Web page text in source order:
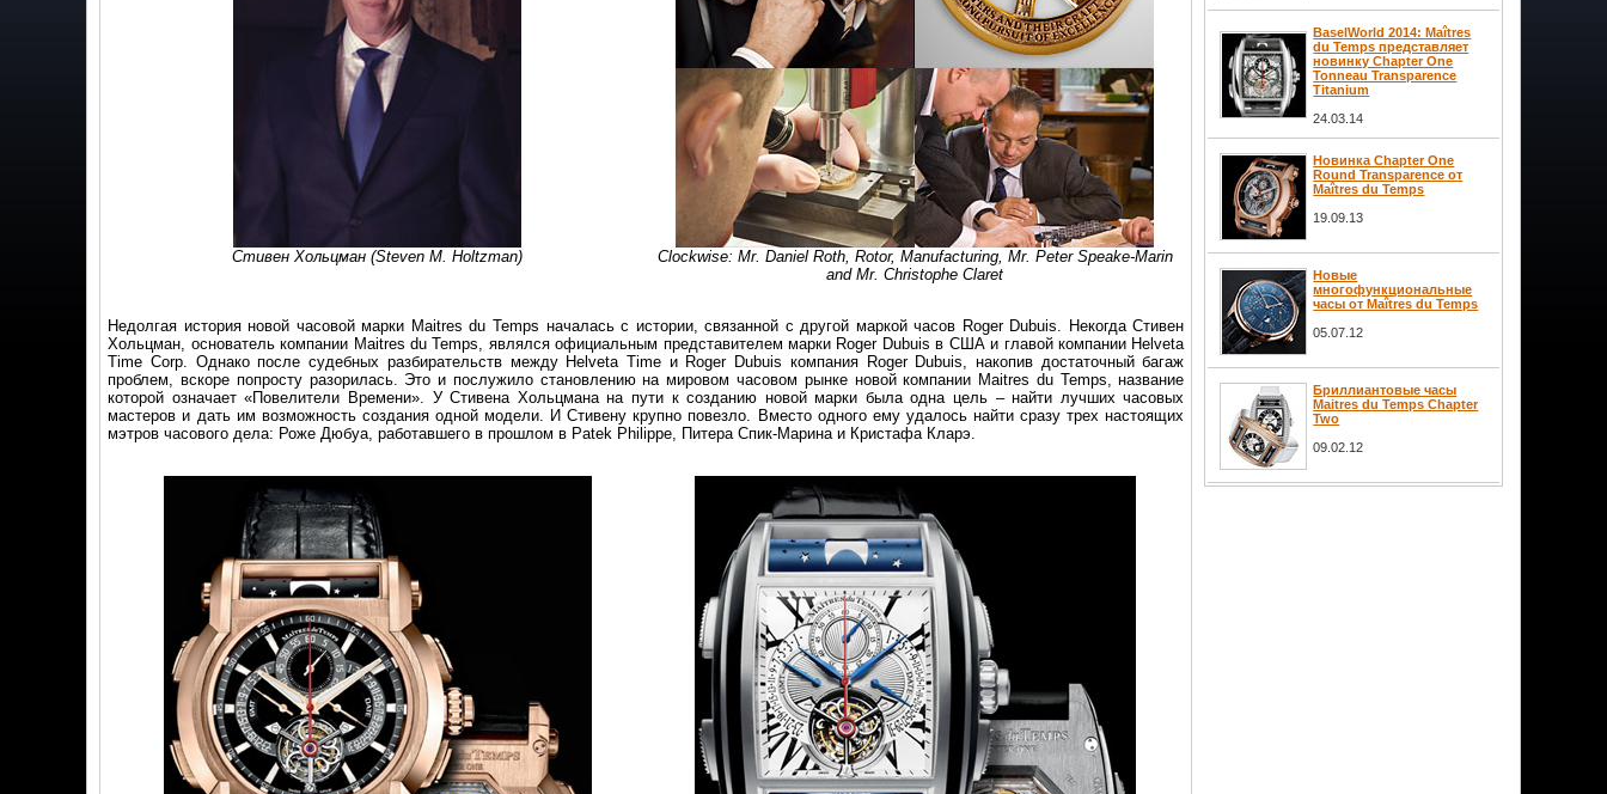
Стивен Хольцман (Steven M. Holtzman)
Clockwise: Mr. Daniel Roth, Rotor, Manufacturing, Mr. Peter Speake-Marin
and Mr. Christophe Claret
Недолгая история новой часовой марки Maitres du Temps началась с истории, связанной с другой маркой часов Roger Dubuis. Некогда Стивен
Хольцман, основатель компании Maitres du Temps, являлся официальным представителем марки Roger Dubuis в США и главой компании Helveta
Time Corp. Однако после судебных разбирательств между Helveta Time и Roger Dubuis компания Roger Dubuis, накопив достаточный багаж
проблем, вскоре попросту разорилась. Это и послужило становлению на мировом часовом рынке новой компании Maitres du Temps, название
которой означает «Повелители Времени». У Стивена Хольцмана на пути к созданию новой марки была одна цель – найти лучших часовых
мастеров и дать им возможность создания одной модели. И Стивену крупно повезло. Вместо одного ему удалось найти сразу трех настоящих
мэтров часового дела: Роже Дюбуа, работавшего в прошлом в Patek Philippe, Питера Спик-Марина и Кристафа Кларэ.
BaselWorld 2014: Maîtres
du Temps представляет
новинку Chapter One
Tonneau Transparence
Titanium
24.03.14
Новинка Chapter One
Round Transparence от
Maîtres du Temps
19.09.13
Новые
многофункциональные
часы от Maîtres du Temps
05.07.12
Бриллиантовые часы
Maitres du Temps Chapter
Two
09.02.12